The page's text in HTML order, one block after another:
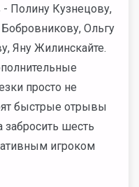
Полину Кузнецову,
Ольгу
Яну Жилинскайте.
просто не
быстрые отрывы
забросить шесть
игроком